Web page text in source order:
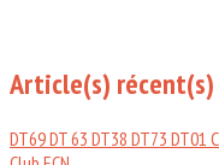
Article(s) récent(s)
DT69DT 63 DT38 DT73 DT01